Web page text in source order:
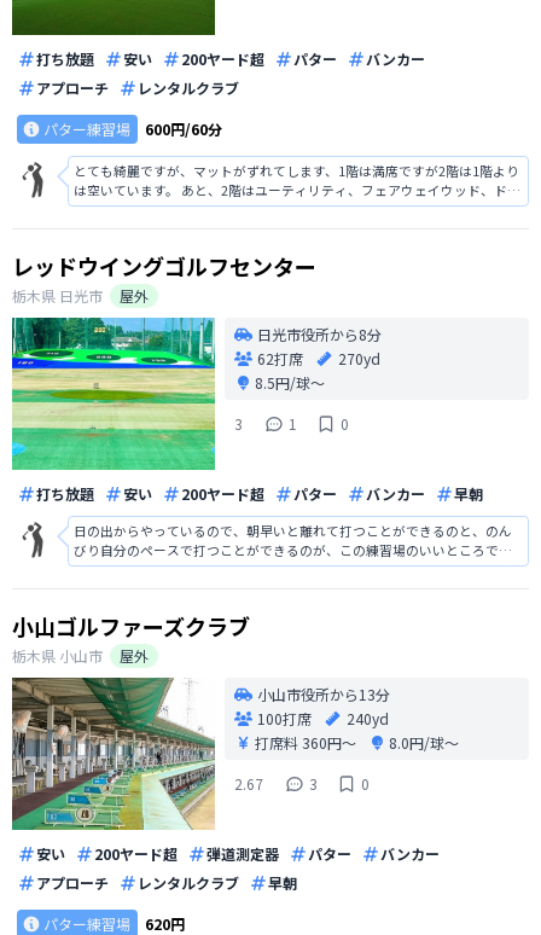
打ち放題 安い 200ヤード超 パター
バンカー
アプローチ
レンタルクラブ
パター練習場
600円/60分
とても綺麗ですが、マットがずれてします、1階は満席ですが2階は1階より
は空いています。 あと、2階はユーティリティ、フェアウェイウッド、ドラ
イバーが打てない打席があります。 他にも、一つ一つの打席にフラッグま
での距離がかいてあるのが良いですね
レッドウイングゴルフセンター
栃木県 日光市
屋外
日光市役所から8分
62打席
270yd
8.5円/球〜
3
1 0
打ち放題 安い 200ヤード超 パター バンカー 早朝
日の出からやっているので、朝早いと離れて打つことができるのと、のん
びり自分のペースで打つことができるのが、この練習場のいいところで
す。
小山ゴルファーズクラブ
栃木県 小山市
屋外
小山市役所から13分
100打席
240yd
打席料360円〜
8.0円/球〜
2.67
3 0
安い 200ヤード超 弾道測定器 パター
バンカー
アプローチ
レンタルクラブ
早朝
パター練習場
620円